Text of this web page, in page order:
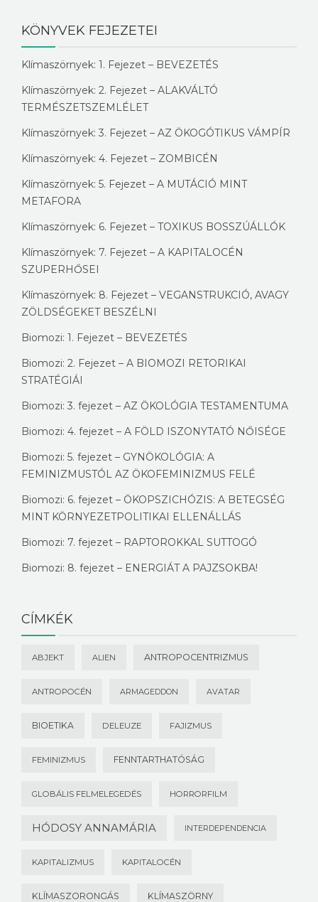
KÖNYVEK FEJEZETEI
Klímaszörnyek: 1. Fejezet – BEVEZETÉS
Klímaszörnyek: 2. Fejezet – ALAKVÁLTÓ
TERMÉSZETSZEMLÉLET
Klímaszörnyek: 3. Fejezet – AZ ÖKOGÓTIKUS VÁMPÍR
Klímaszörnyek: 4. Fejezet – ZOMBICÉN
Klímaszörnyek: 5. Fejezet – A MUTÁCIÓ MINT
METAFORA
Klímaszörnyek: 6. Fejezet – TOXIKUS BOSSZÚÁLLÓK
Klímaszörnyek: 7. Fejezet – A KAPITALOCÉN
SZUPERHŐSEI
Klímaszörnyek: 8. Fejezet – VEGANSTRUKCIÓ, AVAGY
ZÖLDSÉGEKET BESZÉLNI
Biomozi: 1. Fejezet – BEVEZETÉS
Biomozi: 2. Fejezet – A BIOMOZI RETORIKAI
STRATÉGIÁI
Biomozi: 3. fejezet – AZ ÖKOLÓGIA TESTAMENTUMA
Biomozi: 4. fejezet – A FÖLD ISZONYTATÓ NŐISÉGE
Biomozi: 5. fejezet – GYNÖKOLÓGIA: A
FEMINIZMUSTÓL AZ ÖKOFEMINIZMUS FELÉ
Biomozi: 6. fejezet – ÖKOPSZICHÓZIS: A BETEGSÉG
MINT KÖRNYEZETPOLITIKAI ELLENÁLLÁS
Biomozi: 7. fejezet – RAPTOROKKAL SUTTOGÓ
Biomozi: 8. fejezet – ENERGIÁT A PAJZSOKBA!
CÍMKÉK
ABJEKT ALIEN ANTROPOCENTRIZMUS
ANTROPOCÉN ARMAGEDDON AVATAR
BIOETIKA DELEUZE FAJIZMUS
FEMINIZMUS FENNTARTHATÓSÁG
GLOBÁLIS FELMELEGEDÉS HORRORFILM
HÓDOSY ANNAMÁRIA INTERDEPENDENCIA
KAPITALIZMUS KAPITALOCÉN
KLÍMASZORONGÁS KLÍMASZÖRNY